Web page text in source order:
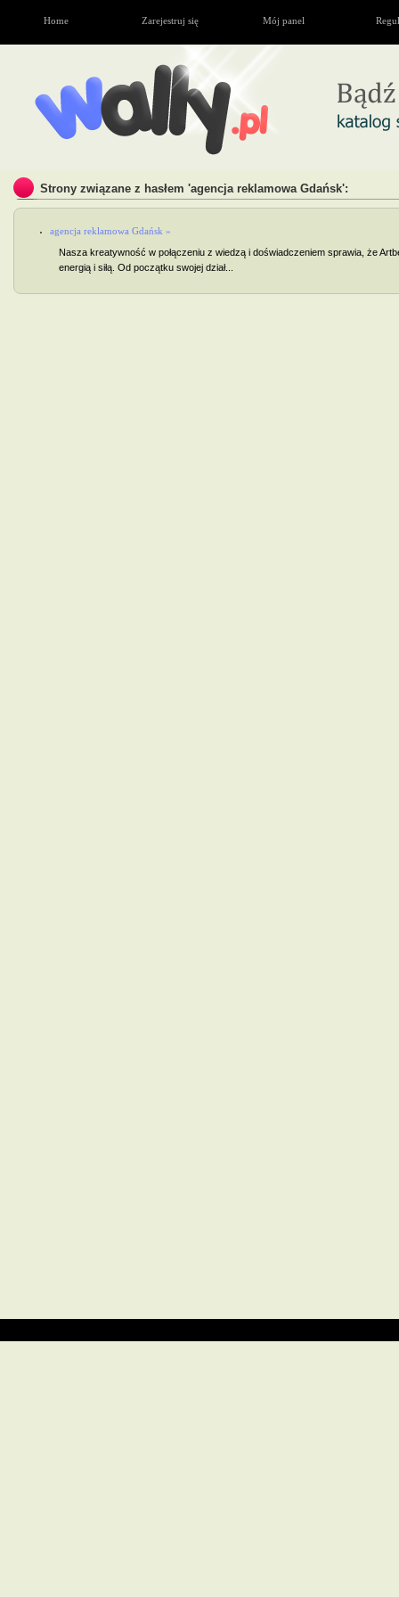
Home Zarejestruj się Mój panel
Strony związane z hasłem 'agencja reklamowa Gdańsk':
agencja reklamowa Gdańsk »
Nasza kreatywność w połączeniu z wiedzą i doświadczeniem sprawia, że
energią i siłą. Od początku swojej dział...